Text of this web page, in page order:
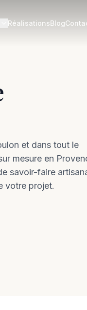
RéalisationsBlog
et dans tout le
mesure en
savoir-faire
votre projet.